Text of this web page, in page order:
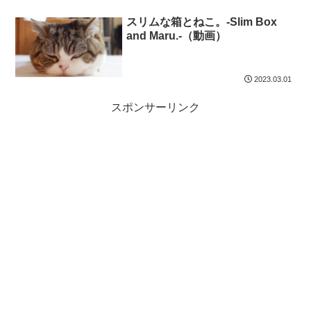
スリムな箱とねこ。-Slim Box
and Maru.-（動画）
2023.03.01
スポンサーリンク